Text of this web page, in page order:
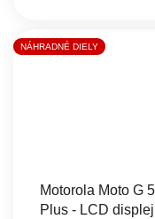
NÁHRADNÉ DIELY
Motorola Moto G
Plus - LCD